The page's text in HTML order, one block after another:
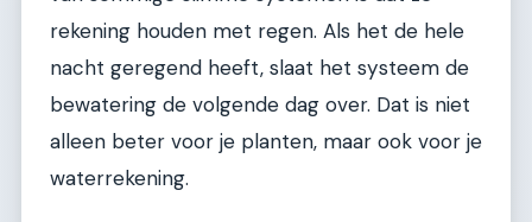
rekening houden met regen. Als het de hele
nacht geregend heeft, slaat het systeem de
bewatering de volgende dag over. Dat is niet
alleen beter voor je planten, maar ook voor je
waterrekening.